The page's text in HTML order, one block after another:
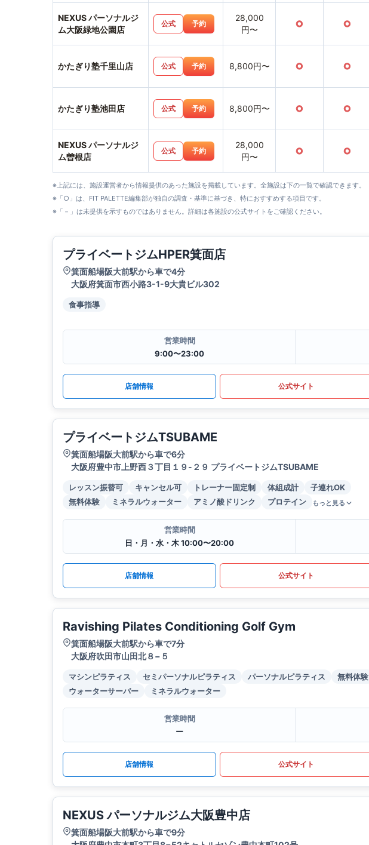
NEXUS パーソナルジ
ム大阪緑地公園店
公式 予約
28,000
円〜
○ ○
かたぎり塾千里山店 公式 予約 8,800円〜 ○ ○
かたぎり塾池田店 公式 予約 8,800円〜 ○ ○
NEXUS パーソナルジ
ム曽根店
公式 予約
28,000
円〜
○ ○
※上記には、施設運営者から情報提供のあった施設を掲載しています。全施設は下の一覧で確認できます。
※「○」は、FIT PALETTE編集部が独自の調査・基準に基づき、特におすすめする項目です。
※「－」は未提供を示すものではありません。詳細は各施設の公式サイトをご確認ください。
プライベートジムHPER箕面店
箕面船場阪大前駅から車で4分
大阪府箕面市西小路3-1-9大貴ビル302
食事指導
営業時間
9:00〜23:00
店舗情報 公式サイト
プライベートジムTSUBAME
箕面船場阪大前駅から車で6分
大阪府豊中市上野西３丁目１９-２９ プライベートジムTSUBAME
レッスン振替可 キャンセル可 トレーナー固定制 体組成計
子連れOK
無料体験
ミネラルウォーター アミノ酸ドリンク プロテイン もっと見る
営業時間
日・月・水・木 10:00〜20:00
店舗情報 公式サイト
Ravishing Pilates Conditioning Golf Gym
箕面船場阪大前駅から車で7分
大阪府吹田市山田北８−５
マシンピラティス セミパーソナルピラティス パーソナルピラティス
無料体験
ウォーターサーバー
ミネラルウォーター
営業時間
ー
店舗情報 公式サイト
NEXUS パーソナルジム大阪豊中店
箕面船場阪大前駅から車で9分